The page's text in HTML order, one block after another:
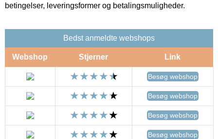
betingelser, leveringsformer og betalingsmuligheder.
Bedst anmeldte webshops
Webshop Stjerner Link
Besøg webshop
Besøg webshop
Besøg webshop
Besøg webshop